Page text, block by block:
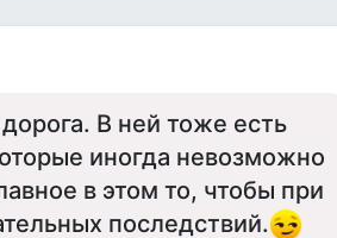
В ней тоже есть
иногда невозможно
в этом то, чтобы при
последствий.